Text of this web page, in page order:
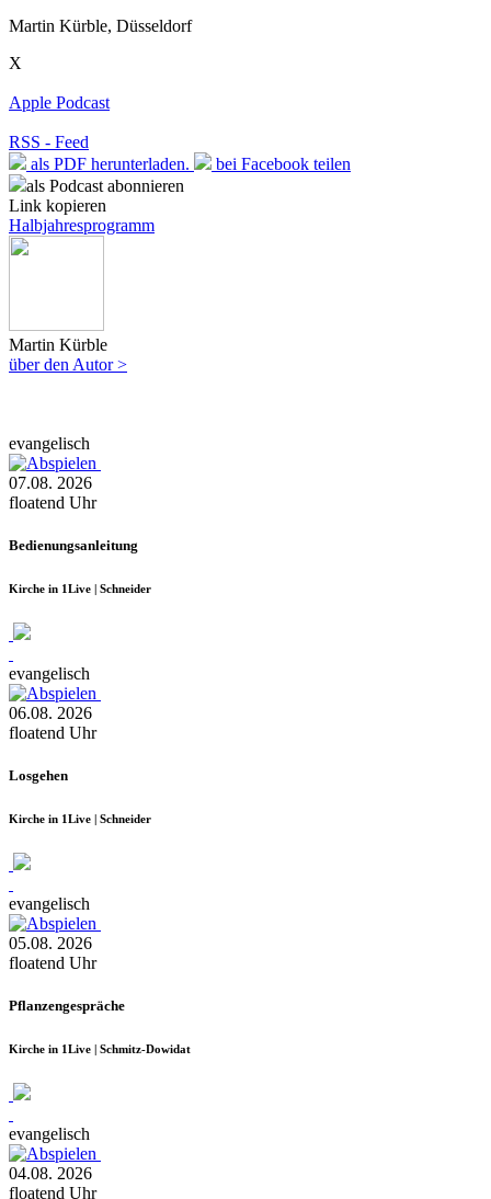
Martin Kürble, Düsseldorf
X
Apple Podcast
RSS - Feed
als PDF herunterladen.
bei Facebook teilen
als Podcast abonnieren
Link kopieren
Halbjahresprogramm
Martin Kürble
über den Autor >
evangelisch
07.08. 2026
floatend Uhr
Bedienungsanleitung
Kirche in 1Live | Schneider
evangelisch
06.08. 2026
floatend Uhr
Losgehen
Kirche in 1Live | Schneider
evangelisch
05.08. 2026
floatend Uhr
Pflanzengespräche
Kirche in 1Live | Schmitz-Dowidat
evangelisch
04.08. 2026
floatend Uhr